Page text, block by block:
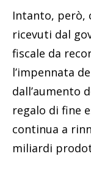
Intanto, però,
ricevuti dal
fiscale da
l’impennata
dall’aumento
regalo di fine
continua a
miliardi